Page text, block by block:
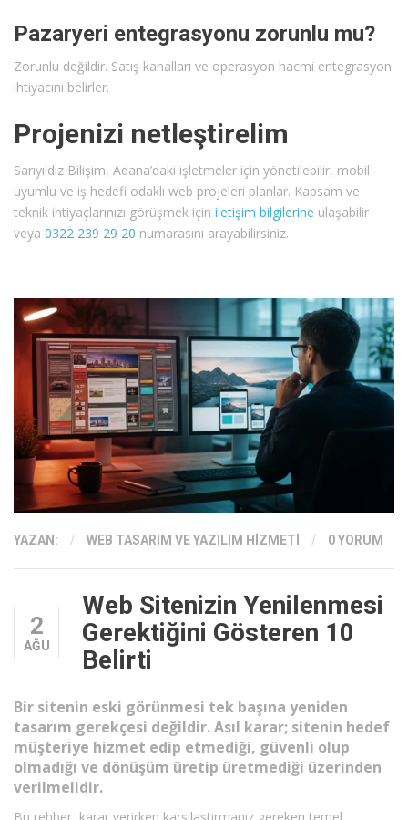
Pazaryeri entegrasyonu zorunlu mu?
Zorunlu değildir. Satış kanalları ve operasyon hacmi entegrasyon
ihtiyacını belirler.
Projenizi netleştirelim
Sarıyıldız Bilişim, Adana’daki işletmeler için yönetilebilir, mobil
uyumlu ve iş hedefi odaklı web projeleri planlar. Kapsam ve
teknik ihtiyaçlarınızı görüşmek için iletişim bilgilerine ulaşabilir
veya 0322 239 29 20 numarasını arayabilirsiniz.
YAZAN: / WEB TASARIM VE YAZILIM HIZMETI / 0 YORUM
2
AĞU
Web Sitenizin Yenilenmesi
Gerektiğini Gösteren 10
Belirti
Bir sitenin eski görünmesi tek başına yeniden
tasarım gerekçesi değildir. Asıl karar; sitenin hedef
müşteriye hizmet edip etmediği, güvenli olup
olmadığı ve dönüşüm üretip üretmediği üzerinden
verilmelidir.